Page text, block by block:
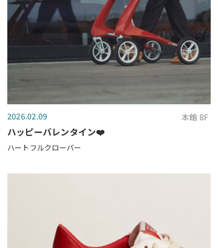
2026.02.09 本館 8F
ハッピーバレンタイン❤️
ハートフルクローバー